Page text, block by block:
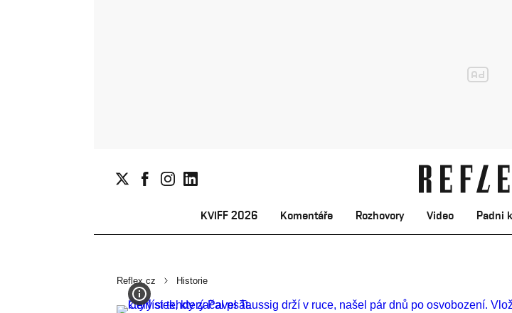
KVIFF 2026 Komentáře Rozhovory Video Padni
Reflex.cz Historie